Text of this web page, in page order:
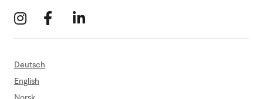
Deutsch
English